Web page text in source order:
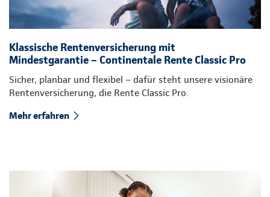
Klassische Rentenversicherung mit
Mindestgarantie – Continentale Rente Classic Pro
Sicher, planbar und flexibel – dafür steht unsere visionäre
Rentenversicherung, die Rente Classic Pro.
Mehr erfahren